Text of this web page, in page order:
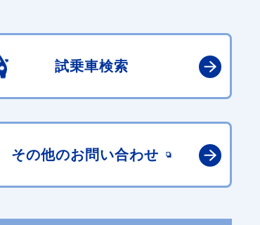
試乗車検索
その他のお問い合わせ